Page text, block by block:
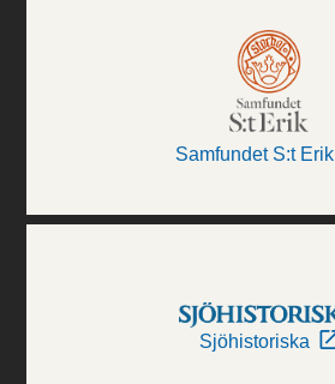
Samfundet S:t Erik
Sjöhistoriska